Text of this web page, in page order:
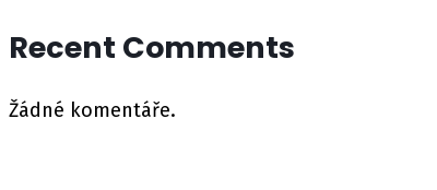
Recent Comments
Žádné komentáře.